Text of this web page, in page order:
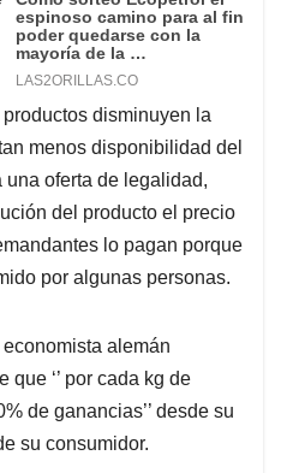
disminuyen la
menos disponibilidad del
oferta de legalidad,
del producto el precio
lo pagan porque
por algunas personas.
alemán
‘’ por cada kg de
de ganancias’’ desde su
su consumidor.